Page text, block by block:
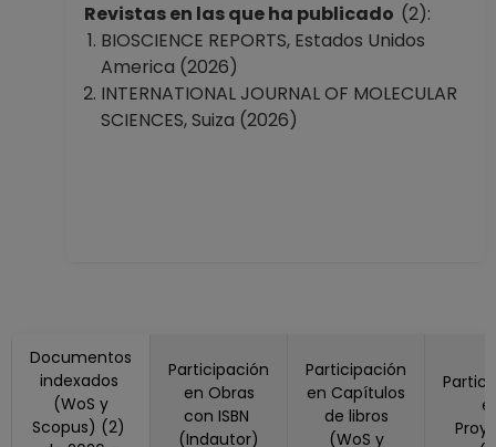
Revistas en las que ha publicado (2):
BIOSCIENCE REPORTS, Estados Unidos
America (2026)
INTERNATIONAL JOURNAL OF MOLECULAR
SCIENCES, Suiza (2026)
Documentos
indexados
(WoS y
Scopus) (2)
Participación
en Obras
con ISBN
(Indautor)
Participación
en Capítulos
de libros
(WoS y